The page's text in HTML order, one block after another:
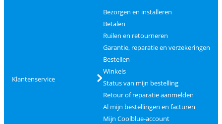
Klantenservice
Bezorgen en installeren
Betalen
Ruilen en retourneren
Garantie, reparatie en verzekeringen
Bestellen
Winkels
Status van mijn bestelling
Retour of reparatie aanmelden
Al mijn bestellingen en facturen
Mijn Coolblue-account